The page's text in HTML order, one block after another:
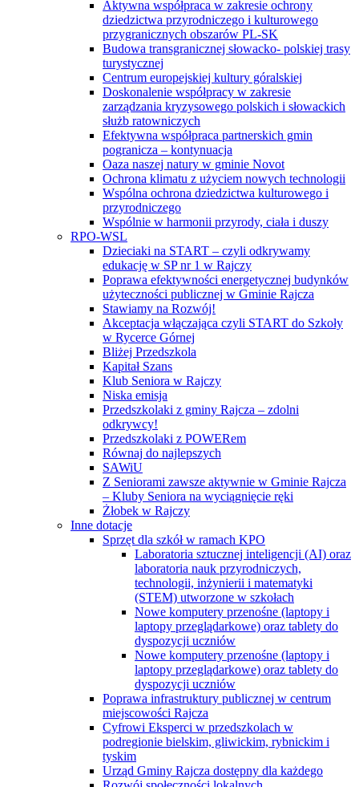
Aktywna współpraca w zakresie ochrony
dziedzictwa przyrodniczego i kulturowego
przygranicznych obszarów PL-SK
Budowa transgranicznej słowacko- polskiej trasy
turystycznej
Centrum europejskiej kultury góralskiej
Doskonalenie współpracy w zakresie
zarządzania kryzysowego polskich i słowackich
służb ratowniczych
Efektywna współpraca partnerskich gmin
pogranicza – kontynuacja
Oaza naszej natury w gminie Novot
Ochrona klimatu z użyciem nowych technologii
Wspólna ochrona dziedzictwa kulturowego i
przyrodniczego
Wspólnie w harmonii przyrody, ciała i duszy
RPO-WSL
Dzieciaki na START – czyli odkrywamy
edukację w SP nr 1 w Rajczy
Poprawa efektywności energetycznej budynków
użyteczności publicznej w Gminie Rajcza
Stawiamy na Rozwój!
Akceptacja włączająca czyli START do Szkoły
w Rycerce Górnej
Bliżej Przedszkola
Kapitał Szans
Klub Seniora w Rajczy
Niska emisja
Przedszkolaki z gminy Rajcza – zdolni
odkrywcy!
Przedszkolaki z POWERem
Równaj do najlepszych
SAWiU
Z Seniorami zawsze aktywnie w Gminie Rajcza
– Kluby Seniora na wyciągnięcie ręki
Żłobek w Rajczy
Inne dotacje
Sprzęt dla szkół w ramach KPO
Laboratoria sztucznej inteligencji (AI) oraz
laboratoria nauk przyrodniczych,
technologii, inżynierii i matematyki
(STEM) utworzone w szkołach
Nowe komputery przenośne (laptopy i
laptopy przeglądarkowe) oraz tablety do
dyspozycji uczniów
Nowe komputery przenośne (laptopy i
laptopy przeglądarkowe) oraz tablety do
dyspozycji uczniów
Poprawa infrastruktury publicznej w centrum
miejscowości Rajcza
Cyfrowi Eksperci w przedszkolach w
podregionie bielskim, gliwickim, rybnickim i
tyskim
Urząd Gminy Rajcza dostępny dla każdego